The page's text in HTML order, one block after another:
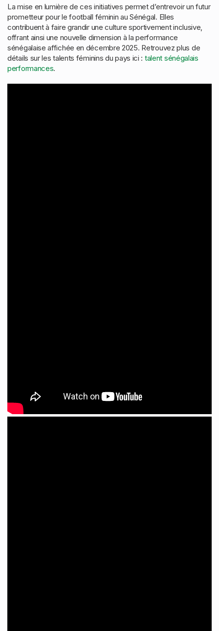
La mise en lumière de ces initiatives permet d’entrevoir un futur
prometteur pour le football féminin au Sénégal. Elles
contribuent à faire grandir une culture sportivement inclusive,
offrant ainsi une nouvelle dimension à la performance
sénégalaise affichée en décembre 2025. Retrouvez plus de
détails sur les talents féminins du pays ici : talent sénégalais
performances.